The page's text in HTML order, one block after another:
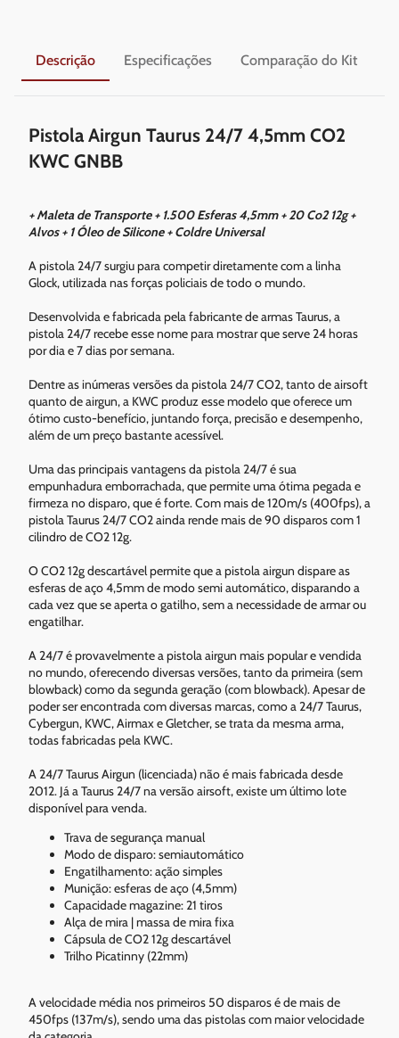
Descrição Especificações Comparação do Kit
Pistola Airgun Taurus 24/7 4,5mm CO2
KWC GNBB
+ Maleta de Transporte + 1.500 Esferas 4,5mm + 20 Co2 12g +
Alvos + 1 Óleo de Silicone + Coldre Universal
A pistola 24/7 surgiu para competir diretamente com a linha
Glock, utilizada nas forças policiais de todo o mundo.
Desenvolvida e fabricada pela fabricante de armas Taurus, a
pistola 24/7 recebe esse nome para mostrar que serve 24 horas
por dia e 7 dias por semana.
Dentre as inúmeras versões da pistola 24/7 CO2, tanto de airsoft
quanto de airgun, a KWC produz esse modelo que oferece um
ótimo custo-benefício, juntando força, precisão e desempenho,
além de um preço bastante acessível.
Uma das principais vantagens da pistola 24/7 é sua
empunhadura emborrachada, que permite uma ótima pegada e
firmeza no disparo, que é forte. Com mais de 120m/s (400fps), a
pistola Taurus 24/7 CO2 ainda rende mais de 90 disparos com 1
cilindro de CO2 12g.
O CO2 12g descartável permite que a pistola airgun dispare as
esferas de aço 4,5mm de modo semi automático, disparando a
cada vez que se aperta o gatilho, sem a necessidade de armar ou
engatilhar.
A 24/7 é provavelmente a pistola airgun mais popular e vendida
no mundo, oferecendo diversas versões, tanto da primeira (sem
blowback) como da segunda geração (com blowback). Apesar de
poder ser encontrada com diversas marcas, como a 24/7 Taurus,
Cybergun, KWC, Airmax e Gletcher, se trata da mesma arma,
todas fabricadas pela KWC.
A 24/7 Taurus Airgun (licenciada) não é mais fabricada desde
2012. Já a Taurus 24/7 na versão airsoft, existe um último lote
disponível para venda.
Trava de segurança manual
Modo de disparo: semiautomático
Engatilhamento: ação simples
Munição: esferas de aço (4,5mm)
Capacidade magazine: 21 tiros
Alça de mira | massa de mira fixa
Cápsula de CO2 12g descartável
Trilho Picatinny (22mm)
A velocidade média nos primeiros 50 disparos é de mais de
450fps (137m/s), sendo uma das pistolas com maior velocidade